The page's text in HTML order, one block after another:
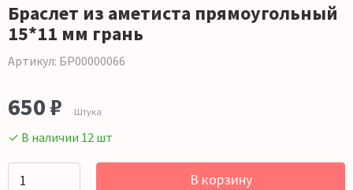
Браслет из аметиста прямоугольный
15*11 мм грань
Артикул: БР00000066
650 ₽ Штука
✓ В наличии 12 шт
В корзину